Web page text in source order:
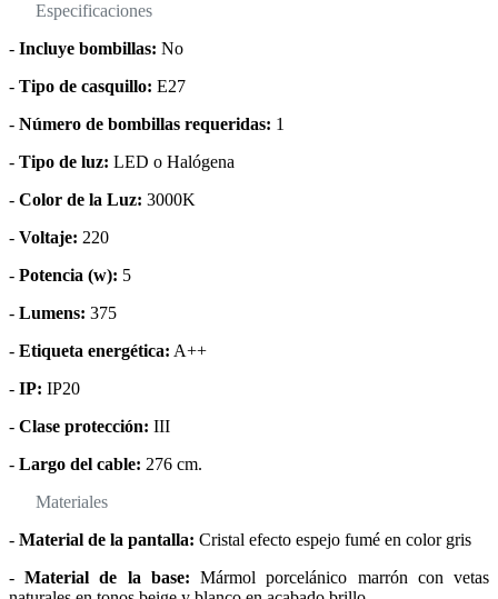
Especificaciones
- Incluye bombillas: No
- Tipo de casquillo: E27
- Número de bombillas requeridas: 1
- Tipo de luz: LED o Halógena
- Color de la Luz: 3000K
- Voltaje: 220
- Potencia (w): 5
- Lumens: 375
- Etiqueta energética: A++
- IP: IP20
- Clase protección: III
- Largo del cable: 276 cm.
Materiales
- Material de la pantalla: Cristal efecto espejo fumé en color gris
- Material de la base: Mármol porcelánico marrón con vetas